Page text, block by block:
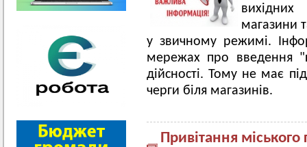
магазини
у звичному режимі.
мережах про введення
дійсності. Тому не має
черги біля магазинів.
Привітання